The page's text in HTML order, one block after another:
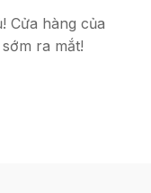
Cửa hàng của
ra mắt!